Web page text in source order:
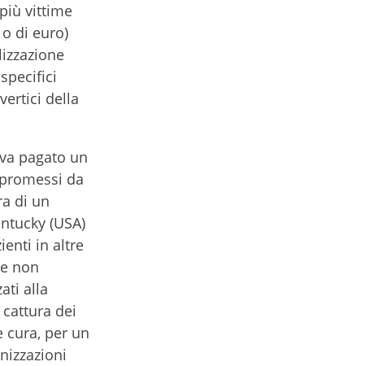
vittime
di euro)
della
pagato un
da
di un
(USA)
in altre
non
alla
dei
cura, per un